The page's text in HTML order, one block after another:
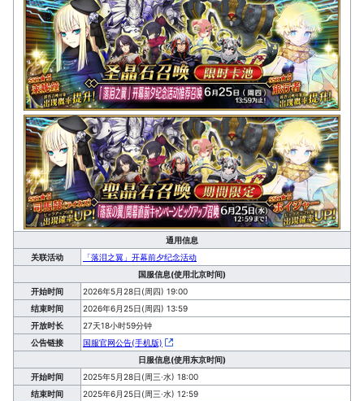
通用信息
关联活动
「落泪之翼」开幕前夕纪念活动
国服信息(使用北京时间)
开始时间
2026年5月28日(周四) 19:00
结束时间
2026年6月25日(周四) 13:59
开放时长
27天18小时59分钟
公告链接
国服官网公告(手机版)
日服信息(使用东京时间)
开始时间
2025年5月28日(周三·水) 18:00
结束时间
2025年6月25日(周三·水) 12:59